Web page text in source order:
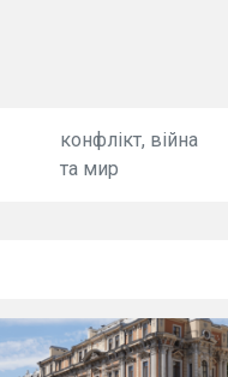
конфлікт, війна
та мир